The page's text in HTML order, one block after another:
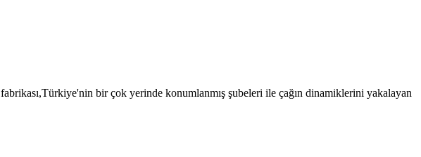
bir çok yerinde konumlanmış şubeleri ile çağın dinamiklerini yakalayan